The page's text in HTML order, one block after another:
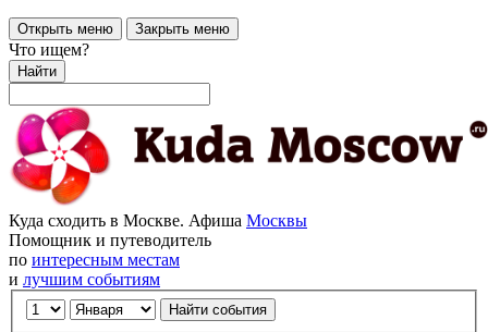
Открыть меню Закрыть меню
Что ищем?
Найти
Куда сходить в Москве. Афиша Москвы
Помощник и путеводитель
по интересным местам
и лучшим событиям